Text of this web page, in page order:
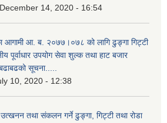
14, 2020 - 16:54
आगामी आ. ब. २०७७।०७८ को लागि ढुङ्गा गिट्टी
पूर्वाधार उपयोग सेवा शुल्क तथा हाट बजार
सूचना.....
10, 2020 - 12:38
उत्खनन तथा संकलन गर्ने ढुङ्गा, गिट्टी तथा रोडा